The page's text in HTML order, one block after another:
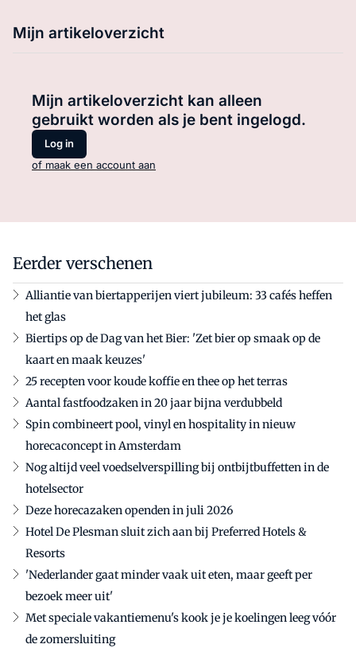
Mijn artikeloverzicht
Mijn artikeloverzicht kan alleen
gebruikt worden als je bent ingelogd.
Log in
of maak een account aan
Eerder verschenen
Alliantie van biertapperijen viert jubileum: 33 cafés heffen
het glas
Biertips op de Dag van het Bier: 'Zet bier op smaak op de
kaart en maak keuzes'
25 recepten voor koude koffie en thee op het terras
Aantal fastfoodzaken in 20 jaar bijna verdubbeld
Spin combineert pool, vinyl en hospitality in nieuw
horecaconcept in Amsterdam
Nog altijd veel voedselverspilling bij ontbijtbuffetten in de
hotelsector
Deze horecazaken openden in juli 2026
Hotel De Plesman sluit zich aan bij Preferred Hotels &
Resorts
'Nederlander gaat minder vaak uit eten, maar geeft per
bezoek meer uit'
Met speciale vakantiemenu's kook je je koelingen leeg vóór
de zomersluiting